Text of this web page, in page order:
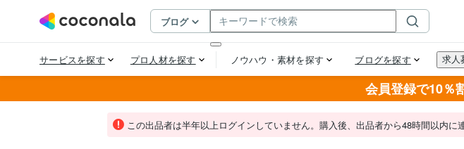
会員登録で10％
この出品者は半年以上ログインしていません。購入後、出品者から48時間以内に